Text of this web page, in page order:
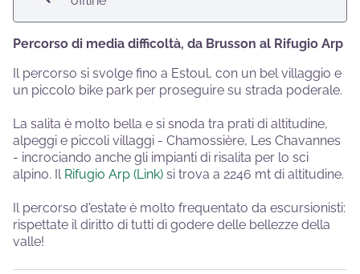
Percorso di media difficoltà, da Brusson al Rifugio Arp
Il percorso si svolge fino a Estoul, con un bel villaggio e
un piccolo bike park per proseguire su strada poderale.
La salita è molto bella e si snoda tra prati di altitudine,
alpeggi e piccoli villaggi - Chamossière, Les Chavannes
- incrociando anche gli impianti di risalita per lo sci
alpino. Il Rifugio Arp (Link) si trova a 2246 mt di altitudine.
Il percorso d'estate è molto frequentato da escursionisti:
rispettate il diritto di tutti di godere delle bellezze della
valle!